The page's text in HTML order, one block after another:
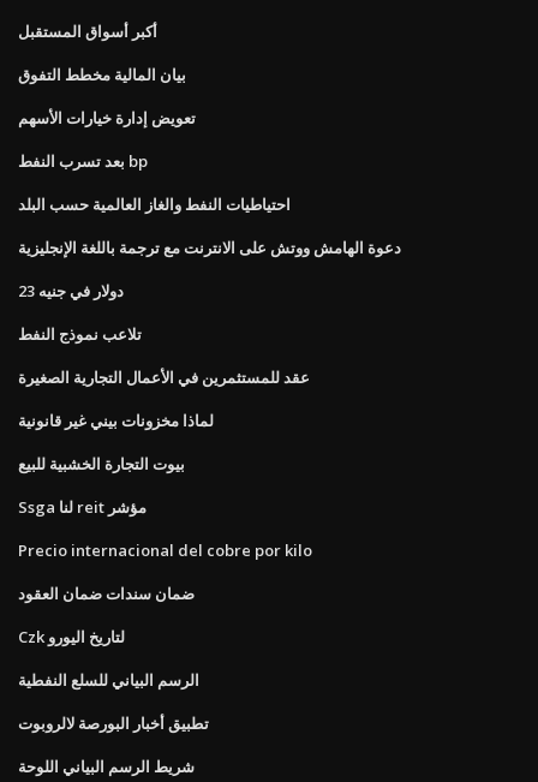
أكبر أسواق المستقبل
بيان المالية مخطط التفوق
تعويض إدارة خيارات الأسهم
بعد تسرب النفط bp
احتياطيات النفط والغاز العالمية حسب البلد
دعوة الهامش ووتش على الانترنت مع ترجمة باللغة الإنجليزية
23 دولار في جنيه
تلاعب نموذج النفط
عقد للمستثمرين في الأعمال التجارية الصغيرة
لماذا مخزونات بيني غير قانونية
بيوت التجارة الخشبية للبيع
Ssga لنا reit مؤشر
Precio internacional del cobre por kilo
ضمان سندات ضمان العقود
Czk لتاريخ اليورو
الرسم البياني للسلع النفطية
تطبيق أخبار البورصة لالروبوت
شريط الرسم البياني اللوحة